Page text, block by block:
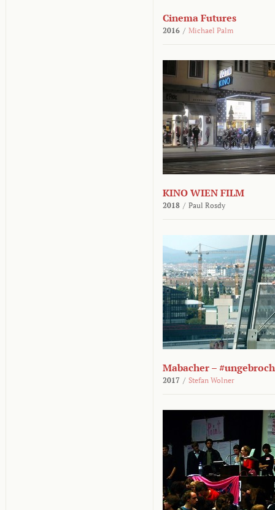
Cinema Futures
2016 / Michael Palm
KINO WIEN FILM
2018 / Paul Rosdy
Mabacher –
2017 / Stefan Wolner